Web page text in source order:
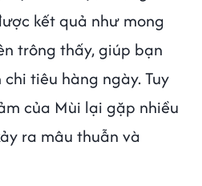
kết quả như mong
trông thấy, giúp bạn
tiêu hàng ngày. Tuy
của Mùi lại gặp nhiều
ra mâu thuẫn và